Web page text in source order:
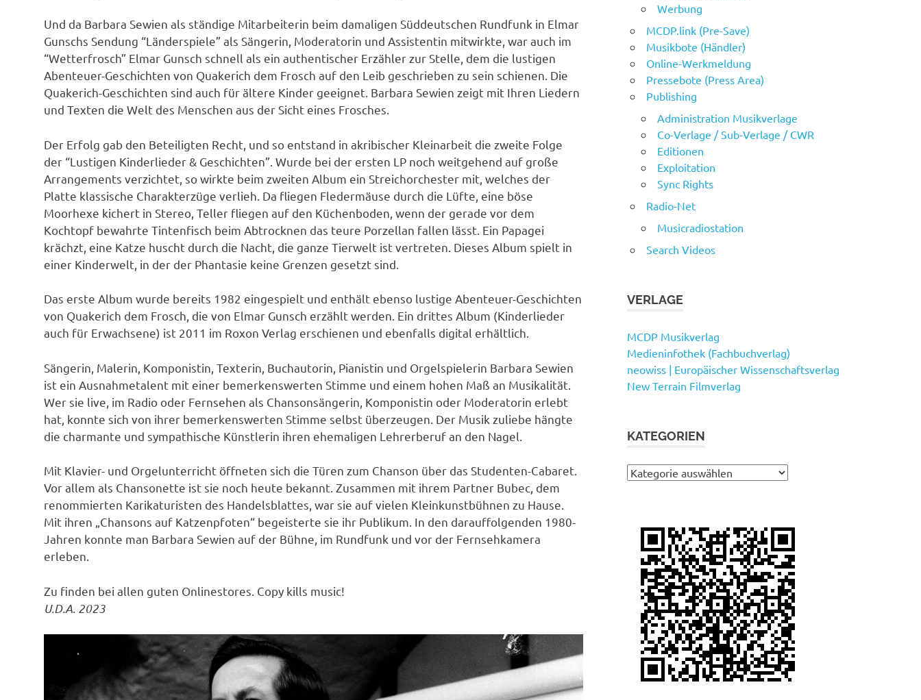
Und da Barbara Sewien als ständige Mitarbeiterin beim damaligen Süddeutschen Rundfunk in Elmar
Gunschs Sendung “Länderspiele” als Sängerin, Moderatorin und Assistentin mitwirkte, war auch im
“Wetterfrosch” Elmar Gunsch schnell als ein authentischer Erzähler zur Stelle, dem die lustigen
Abenteuer-Geschichten von Quakerich dem Frosch auf den Leib geschrieben zu sein schienen. Die
Quakerich-Geschichten sind auch für ältere Kinder geeignet. Barbara Sewien zeigt mit Ihren Liedern
und Texten die Welt des Menschen aus der Sicht eines Frosches.
Der Erfolg gab den Beteiligten Recht, und so entstand in akribischer Kleinarbeit die zweite Folge
der “Lustigen Kinderlieder & Geschichten”. Wurde bei der ersten LP noch weitgehend auf große
Arrangements verzichtet, so wirkte beim zweiten Album ein Streichorchester mit, welches der
Platte klassische Charakterzüge verlieh. Da fliegen Fledermäuse durch die Lüfte, eine böse
Moorhexe kichert in Stereo, Teller fliegen auf den Küchenboden, wenn der gerade vor dem
Kochtopf bewahrte Tintenfisch beim Abtrocknen das teure Porzellan fallen lässt. Ein Papagei
krächzt, eine Katze huscht durch die Nacht, die ganze Tierwelt ist vertreten. Dieses Album spielt in
einer Kinderwelt, in der der Phantasie keine Grenzen gesetzt sind.
Das erste Album wurde bereits 1982 eingespielt und enthält ebenso lustige Abenteuer-Geschichten
von Quakerich dem Frosch, die von Elmar Gunsch erzählt werden. Ein drittes Album (Kinderlieder
auch für Erwachsene) ist 2011 im Roxon Verlag erschienen und ebenfalls digital erhältlich.
Sängerin, Malerin, Komponistin, Texterin, Buchautorin, Pianistin und Orgelspielerin Barbara Sewien
ist ein Ausnahmetalent mit einer bemerkenswerten Stimme und einem hohen Maß an Musikalität.
Wer sie live, im Radio oder Fernsehen als Chansonsängerin, Komponistin oder Moderatorin erlebt
hat, konnte sich von ihrer bemerkenswerten Stimme selbst überzeugen. Der Musik zuliebe hängte
die charmante und sympathische Künstlerin ihren ehemaligen Lehrerberuf an den Nagel.
Mit Klavier- und Orgelunterricht öffneten sich die Türen zum Chanson über das Studenten-Cabaret.
Vor allem als Chansonette ist sie noch heute bekannt. Zusammen mit ihrem Partner Bubec, dem
renommierten Karikaturisten des Handelsblattes, war sie auf vielen Kleinkunstbühnen zu Hause.
Mit ihren „Chansons auf Katzenpfoten“ begeisterte sie ihr Publikum. In den darauffolgenden 1980-
Jahren konnte man Barbara Sewien auf der Bühne, im Rundfunk und vor der Fernsehkamera
erleben.
Zu finden bei allen guten Onlinestores. Copy kills music!
U.D.A. 2023
Werbung
MCDP.link (Pre-Save)
Musikbote (Händler)
Online-Werkmeldung
Pressebote (Press Area)
Publishing
Administration Musikverlage
Co-Verlage / Sub-Verlage / CWR
Editionen
Exploitation
Sync Rights
Radio-Net
Musicradiostation
Search Videos
VERLAGE
MCDP Musikverlag
Medieninfothek (Fachbuchverlag)
neowiss | Europäischer Wissenschaftsverlag
New Terrain Filmverlag
KATEGORIEN
Kategorien